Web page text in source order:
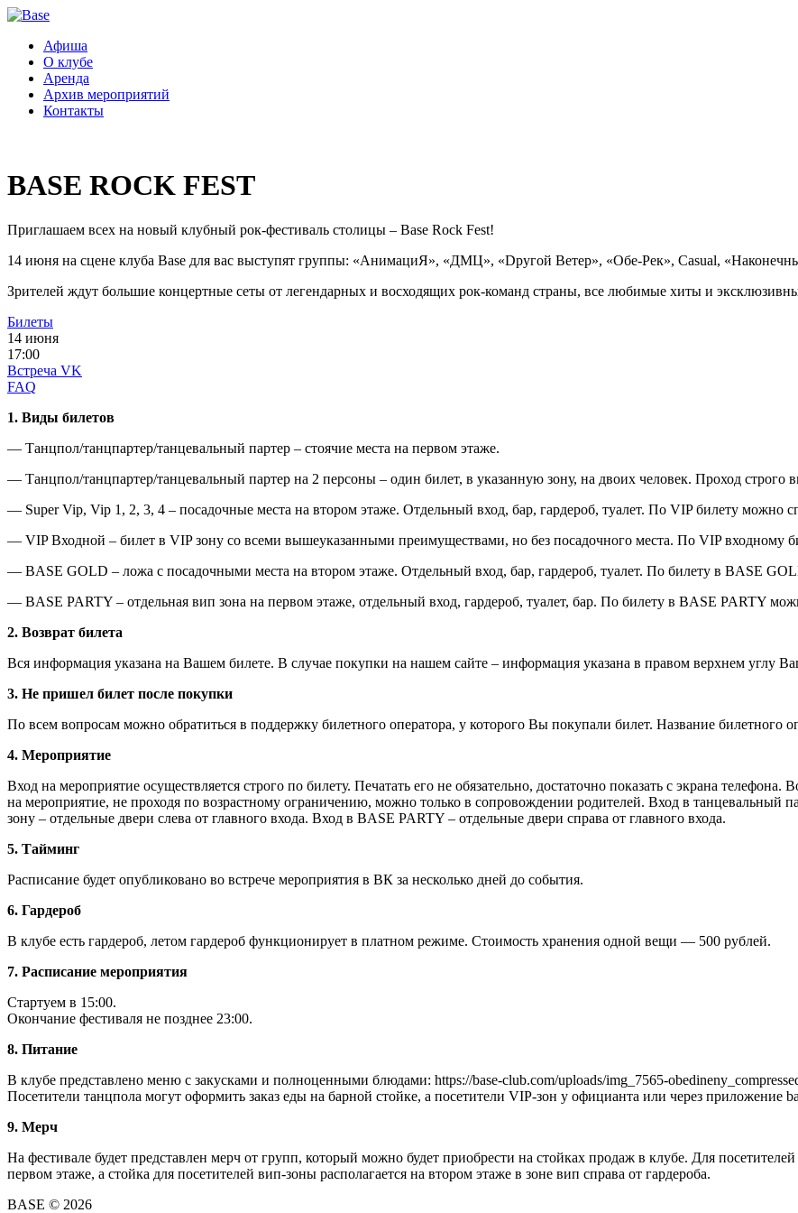
Афиша
О клубе
Аренда
Архив мероприятий
Контакты
BASE ROCK FEST
Приглашаем всех на новый клубный рок-фестиваль столицы – Base Rock Fest!
14 июня на сцене клуба Base для вас выступят группы: «АнимациЯ», «ДМЦ», «Dругой Ветер», «Обе-Рек», Casual,
Зрителей ждут большие концертные сеты от легендарных и восходящих рок-команд страны, все любимые хиты и
Билеты
14 июня
17:00
Встреча VK
FAQ
1. Виды билетов
— Танцпол/танцпартер/танцевальный партер – стоячие места на первом этаже.
— Танцпол/танцпартер/танцевальный партер на 2 персоны – один билет, в указанную зону, на двоих человек. Проход строго
— Super Vip, Vip 1, 2, 3, 4 – посадочные места на втором этаже. Отдельный вход, бар, гардероб, туалет. По VIP билету можно
— VIP Входной – билет в VIP зону со всеми вышеуказанными преимуществами, но без посадочного места. По VIP входному
— BASE GOLD – ложа с посадочными места на втором этаже. Отдельный вход, бар, гардероб, туалет. По билету в BASE
— BASE PARTY – отдельная вип зона на первом этаже, отдельный вход, гардероб, туалет, бар. По билету в BASE PARTY
2. Возврат билета
Вся информация указана на Вашем билете. В случае покупки на нашем сайте – информация указана в правом верхнем углу
3. Не пришел билет после покупки
По всем вопросам можно обратиться в поддержку билетного оператора, у которого Вы покупали билет. Название билетного
4. Мероприятие
Вход на мероприятие осуществляется строго по билету. Печатать его не обязательно, достаточно показать с экрана
на мероприятие, не проходя по возрастному ограничению, можно только в сопровождении родителей. Вход в танцевальный
зону – отдельные двери слева от главного входа. Вход в BASE PARTY – отдельные двери справа от главного входа.
5. Тайминг
Расписание будет опубликовано во встрече мероприятия в ВК за несколько дней до события.
6. Гардероб
В клубе есть гардероб, летом гардероб функционирует в платном режиме. Стоимость хранения одной вещи — 500 рублей.
7. Расписание мероприятия
Стартуем в 15:00.
Окончание фестиваля не позднее 23:00.
8. Питание
В клубе представлено меню с закусками и полноценными блюдами: https://base-club.com/uploads/img_7565-
Посетители танцпола могут оформить заказ еды на барной стойке, а посетители VIP-зон у официанта или через приложение
9. Мерч
На фестивале будет представлен мерч от групп, который можно будет приобрести на стойках продаж в клубе. Для
первом этаже, а стойка для посетителей вип-зоны располагается на втором этаже в зоне вип справа от гардероба.
BASE © 2026